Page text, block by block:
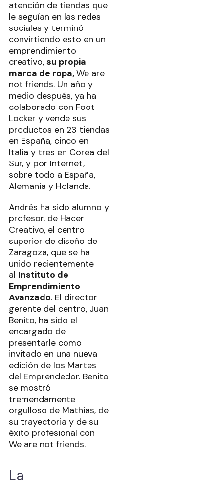
atención de tiendas que
le seguían en las redes
sociales y terminó
convirtiendo esto en un
emprendimiento
creativo, su propia
marca de ropa,We are
not friends. Un año y
medio después, ya ha
colaborado con Foot
Locker y vende sus
productos en 23 tiendas
en España, cinco en
Italia y tres en Corea del
Sur, y por Internet,
sobre todo a España,
Alemania y Holanda.
Andrés ha sido alumno y
profesor, de Hacer
Creativo, el centro
superior de diseño de
Zaragoza, que se ha
unido recientemente
al Instituto de
Emprendimiento
Avanzado. El director
gerente del centro, Juan
Benito, ha sido el
encargado de
presentarle como
invitado en una nueva
edición de los Martes
del Emprendedor. Benito
se mostró
tremendamente
orgulloso de Mathias, de
su trayectoria y de su
éxito profesional con
We are not friends.
La